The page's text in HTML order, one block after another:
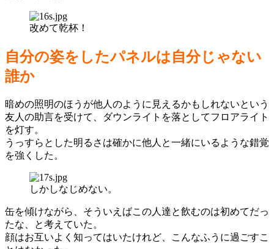
改めて乾杯！
自分の姿をしたパネルは自分じゃない
誰か
暗めの照明のほうが他人のように見えるかもしれないという
友人の助言を受けて、ダウンライトを落としてフロアライト
を灯す。
うっすらとした明るさは確かに他人と一緒にいるような錯覚
を強くした。
しかしなじめない。
缶を傾けながら、そういえばこの人達と飲むのは初めてだっ
たな、と考えていた。
顔はお互いよく知ってはいたけれど、こんなふうに過ごすこ